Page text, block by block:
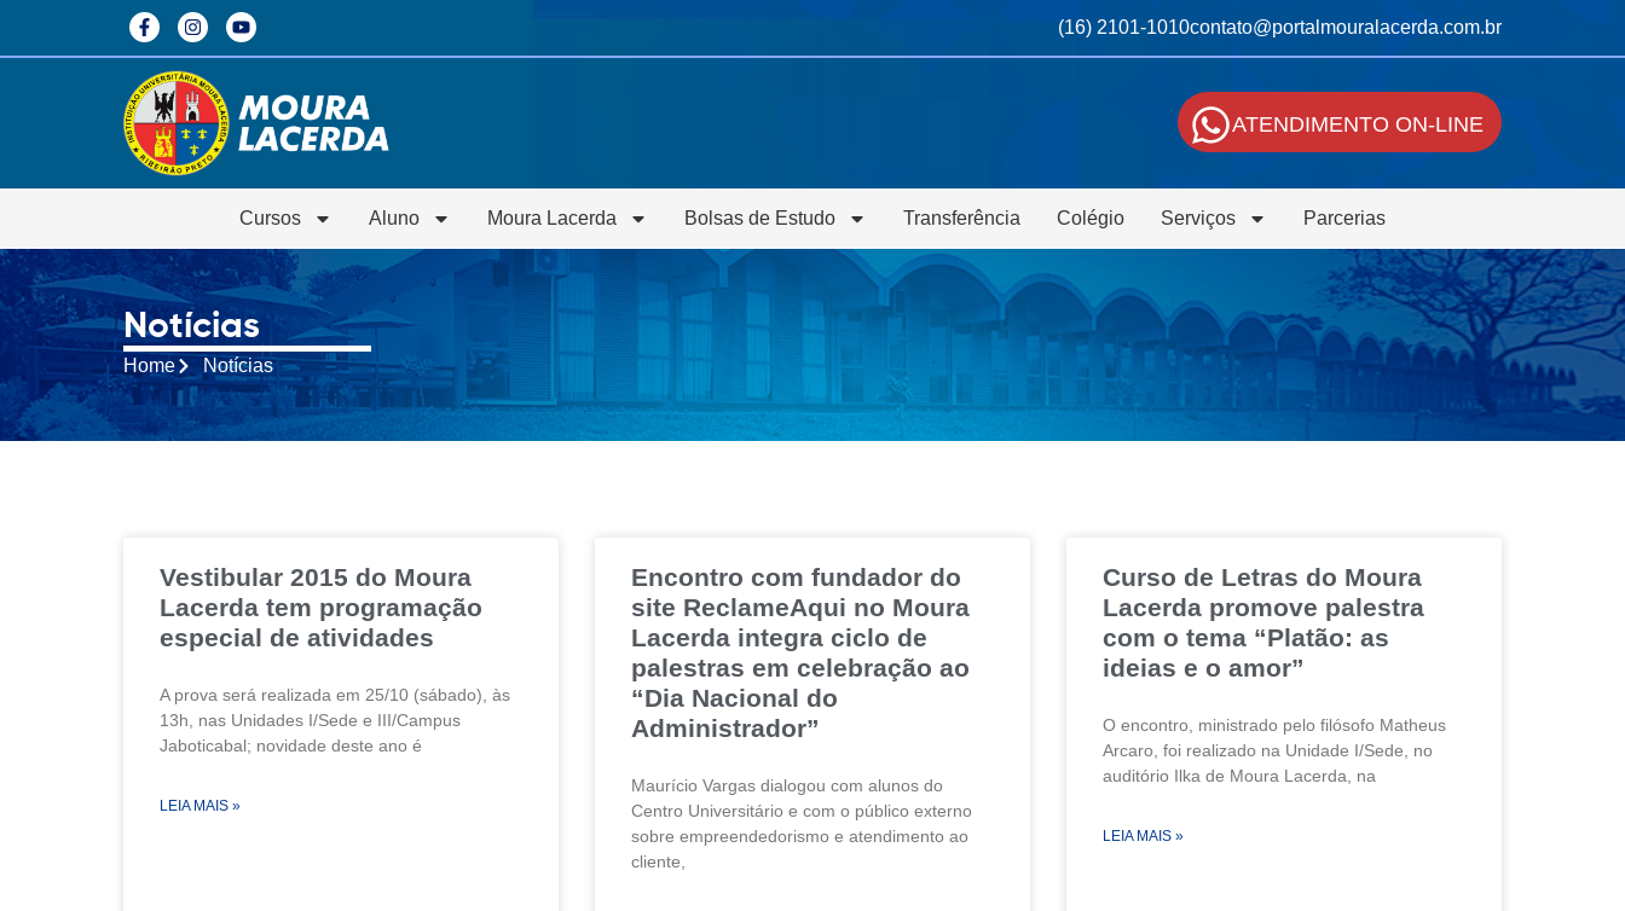
(16) 2101-1010contato@portalmouralacerda.com.br
ATENDIMENTO ON-LINE
Cursos Aluno Moura Lacerda Bolsas de Estudo Transferência Colégio Serviços Parcerias
Notícias
Home Notícias
Vestibular 2015 do Moura
Lacerda tem programação
especial de atividades
A prova será realizada em 25/10 (sábado), às
13h, nas Unidades I/Sede e III/Campus
Jaboticabal; novidade deste ano é
LEIA MAIS »
Encontro com fundador do
site ReclameAqui no Moura
Lacerda integra ciclo de
palestras em celebração ao
“Dia Nacional do
Administrador”
Maurício Vargas dialogou com alunos do
Centro Universitário e com o público externo
sobre empreendedorismo e atendimento ao
cliente,
Curso de Letras do Moura
Lacerda promove palestra
com o tema “Platão: as
ideias e o amor”
O encontro, ministrado pelo filósofo Matheus
Arcaro, foi realizado na Unidade I/Sede, no
auditório Ilka de Moura Lacerda, na
LEIA MAIS »